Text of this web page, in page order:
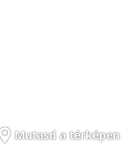
Mutasd a térképen